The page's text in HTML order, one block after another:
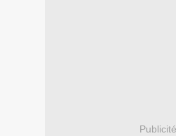
Publicité